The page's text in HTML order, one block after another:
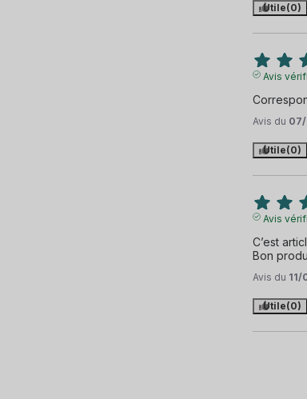
Utile(0)
Avis
Avis du
Utile(0)
Avis
C’est
Bon
Avis du 11/
Utile(0)